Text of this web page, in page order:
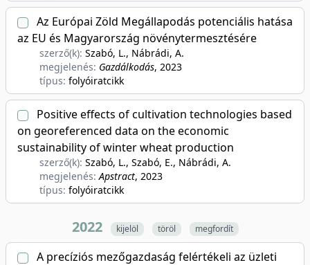
Az Európai Zöld Megállapodás potenciális hatása
az EU és Magyarország növénytermesztésére
szerző(k): Szabó, L., Nábrádi, A.
megjelenés: Gazdálkodás, 2023
típus: folyóiratcikk
Positive effects of cultivation technologies based
on georeferenced data on the economic
sustainability of winter wheat production
szerző(k): Szabó, L., Szabó, E., Nábrádi, A.
megjelenés:Apstract, 2023
típus: folyóiratcikk
2022 kijelöl töröl megfordít
A precíziós mezőgazdaság felértékeli az üzleti